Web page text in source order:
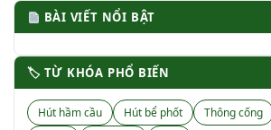
BÀI VIẾT NỔI BẬT
🏷 TỪ KHÓA PHỔ BIẾN
Hút hầm cầu Hút bể phốt Thông cống